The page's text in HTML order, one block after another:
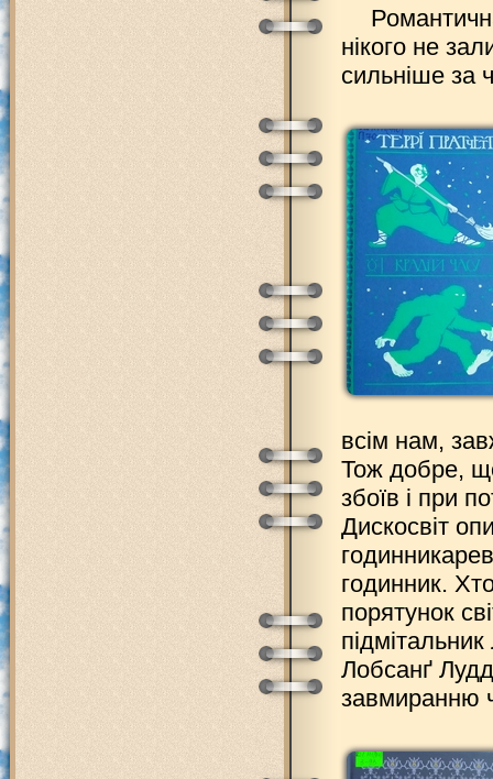
нікого не
сильніше за
всім нам,
Тож добре, що
збоїв і при
Дискосвіт
годинник.
порятунок
Лобсанґ
завмиранню